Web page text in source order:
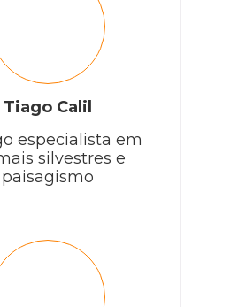
Tiago Calil
especialista em
silvestres e
paisagismo